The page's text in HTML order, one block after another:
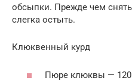
обсыпки. Прежде чем
слегка остыть.
Клюквенный курд
Пюре клюквы — 120